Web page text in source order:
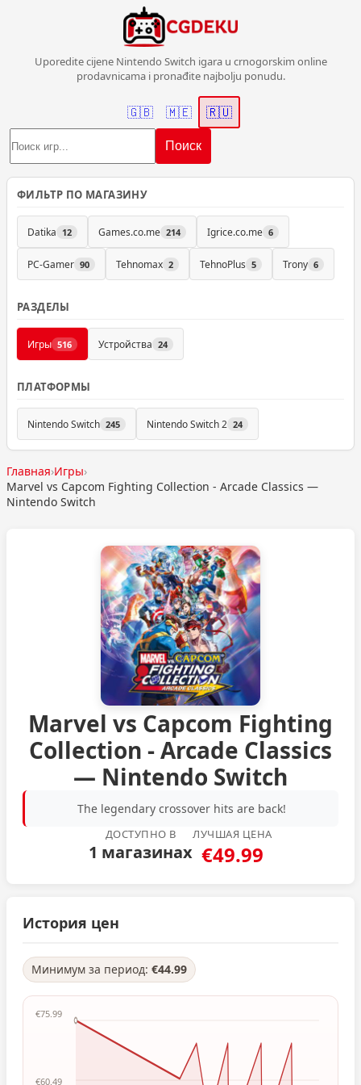
Uporedite cijene Nintendo Switch igara u crnogorskim online
prodavnicama i pronađite najbolju ponudu.
Поиск
🇬🇧 🇲🇪 🇷🇺
ФИЛЬТР ПО МАГАЗИНУ
Datika 12 Games.co.me 214 Igrice.co.me 6
PC-Gamer 90 Tehnomax 2 TehnoPlus 5 Trony 6
РАЗДЕЛЫ
Игры 516 Устройства 24
ПЛАТФОРМЫ
Nintendo Switch 245 Nintendo Switch 2 24
Главная›Игры›
Marvel vs Capcom Fighting Collection - Arcade Classics —
Nintendo Switch
Marvel vs Capcom Fighting
Collection - Arcade Classics
— Nintendo Switch
The legendary crossover hits are back!
ДОСТУПНО В
1 магазинах
ЛУЧШАЯ ЦЕНА
€49.99
История цен
Минимум за период: €44.99
€75.99
€60.49